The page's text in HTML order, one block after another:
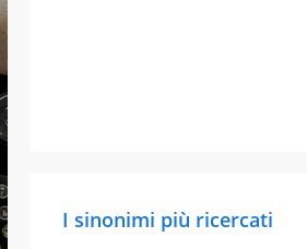
I sinonimi più ricercati